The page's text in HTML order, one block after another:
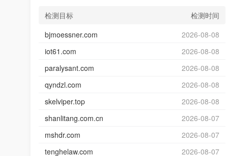
检测目标
检测时间
bjmoessner.com
2026-08-08
iot61.com
2026-08-08
paralysant.com
2026-08-08
qyndzl.com
2026-08-08
skelviper.top
2026-08-08
shanlitang.com.cn
2026-08-07
mshdr.com
2026-08-07
tenghelaw.com
2026-08-07